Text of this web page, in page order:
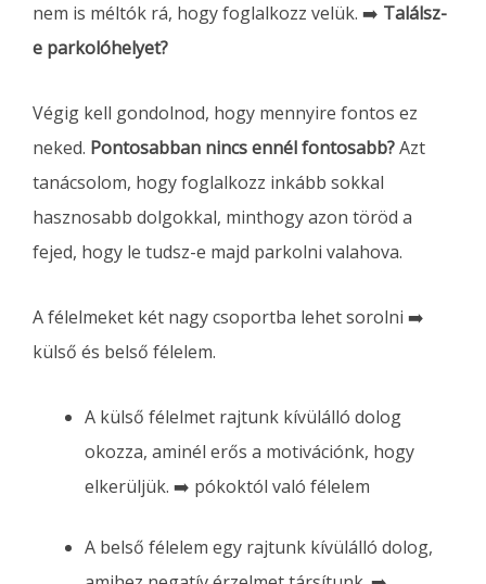
nem is méltók rá, hogy foglalkozz velük. ➡️ Találsz-
e parkolóhelyet?
Végig kell gondolnod, hogy mennyire fontos ez
neked. Pontosabban nincs ennél fontosabb?Azt
tanácsolom, hogy foglalkozz inkább sokkal
hasznosabb dolgokkal, minthogy azon töröd a
fejed, hogy le tudsz-e majd parkolni valahova.
A félelmeket két nagy csoportba lehet sorolni ➡️
külső és belső félelem.
A külső félelmet rajtunk kívülálló dolog
okozza, aminél erős a motivációnk, hogy
elkerüljük. ➡️ pókoktól való félelem
A belső félelem egy rajtunk kívülálló dolog,